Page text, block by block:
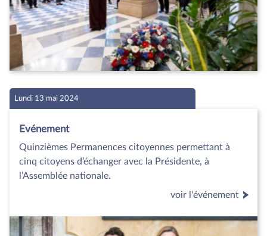
Lundi 13 mai 2024
Evénement
Quinzièmes Permanences citoyennes permettant à
cinq citoyens d’échanger avec la Présidente, à
l’Assemblée nationale.
voir l'événement